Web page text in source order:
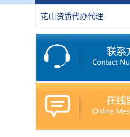
花山资质代办代理